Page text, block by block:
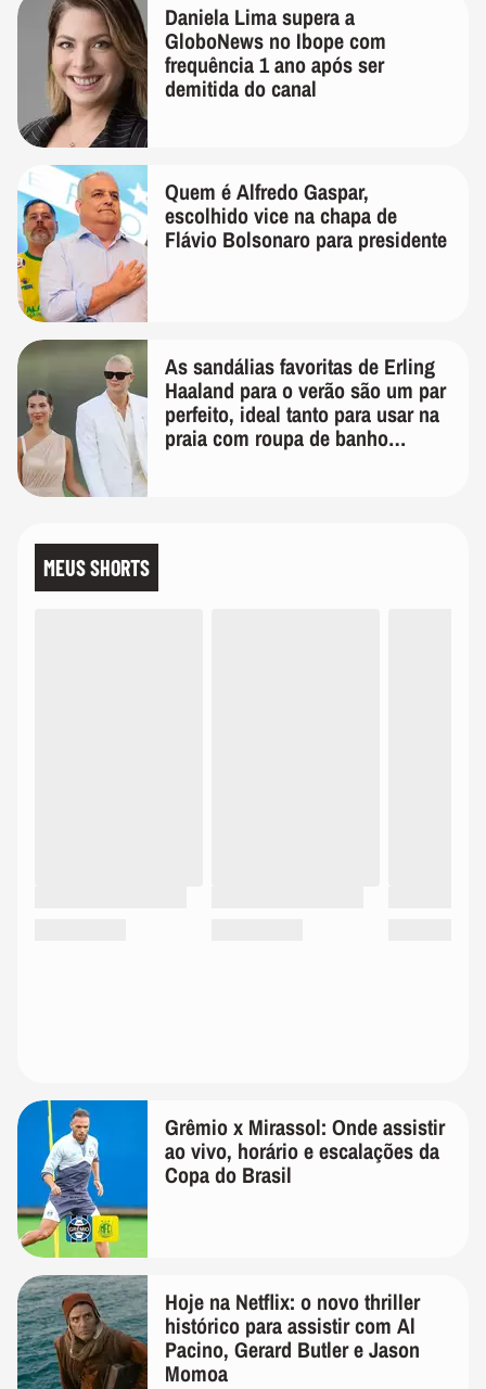
Daniela Lima supera a
GloboNews no Ibope com
frequência 1 ano após ser
demitida do canal
Quem é Alfredo Gaspar,
escolhido vice na chapa de
Flávio Bolsonaro para presidente
As sandálias favoritas de Erling
Haaland para o verão são um par
perfeito, ideal tanto para usar na
praia com roupa de banho
MEUS SHORTS
Grêmio x Mirassol: Onde assistir
ao vivo, horário e escalações da
Copa do Brasil
Hoje na Netflix: o novo thriller
histórico para assistir com Al
Pacino, Gerard Butler e Jason
Momoa